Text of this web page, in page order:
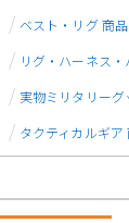
ベスト・リグ 商
リグ・ハーネス
実物ミリタリー
タクティカルギア